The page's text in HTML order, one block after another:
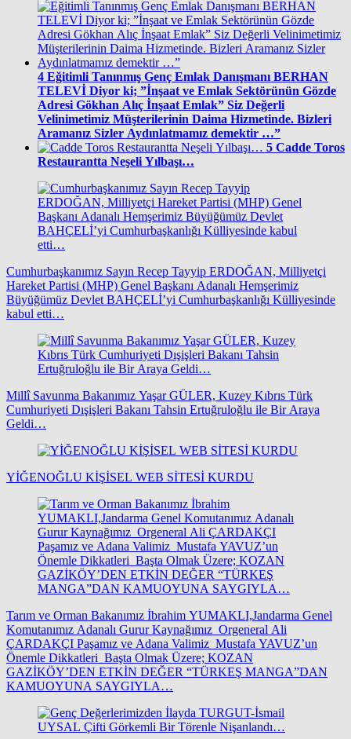
4 Eğitimli Tanınmış Genç Emlak Danışmanı BERHAN
TELEVİ Diyor ki; ”İnşaat ve Emlak Sektörünün Gözde
Adresi Gökhan Alıç İnşaat Emlak” Siz Değerli
Velinimetimiz Müşterilerinin Daima Hizmetinde. Bizleri
Aramanız Sizler Aydınlatmamız demektir …”
5 Cadde Toros
Restaurantta Neşeli Yılbaşı…
Cumhurbaşkanımız Sayın Recep Tayyip ERDOĞAN, Milliyetçi
Hareket Partisi (MHP) Genel Başkanı Adanalı Hemşerimiz
Büyüğümüz Devlet BAHÇELİ’yi Cumhurbaşkanlığı Külliyesinde
kabul etti…
Millî Savunma Bakanımız Yaşar GÜLER, Kuzey Kıbrıs Türk
Cumhuriyeti Dışişleri Bakanı Tahsin Ertuğruloğlu ile Bir Araya
Geldi…
YİĞENOĞLU KİŞİSEL WEB SİTESİ KURDU
Tarım ve Orman Bakanımız İbrahim YUMAKLI,Jandarma Genel
Komutanımız Adanalı Gurur Kaynağımız Orgeneral Ali
ÇARDAKÇI Paşamız ve Adana Valimiz Mustafa YAVUZ’un
Önemle Dikkatleri Başta Olmak Üzere; KOZAN
GAZİKÖY’DEN ETKİN DEĞER “TÜRKEŞ MANGA”DAN
KAMUOYUNA SAYGIYLA…